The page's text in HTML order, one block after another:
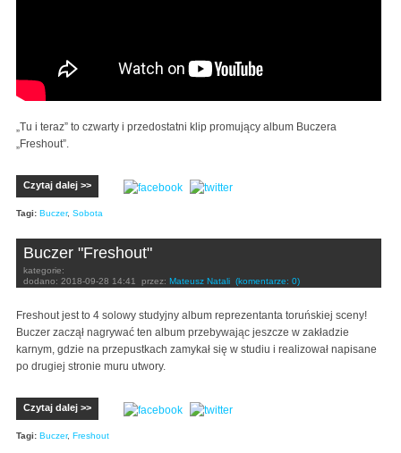
„Tu i teraz” to czwarty i przedostatni klip promujący album Buczera
„Freshout”.
Czytaj dalej >>
Tagi: Buczer, Sobota
Buczer "Freshout"
kategorie:
dodano: 2018-09-28 14:41 przez: Mateusz Natali (komentarze: 0)
Freshout jest to 4 solowy studyjny album reprezentanta toruńskiej sceny!
Buczer zaczął nagrywać ten album przebywając jeszcze w zakładzie
karnym, gdzie na przepustkach zamykał się w studiu i realizował napisane
po drugiej stronie muru utwory.
Czytaj dalej >>
Tagi: Buczer, Freshout